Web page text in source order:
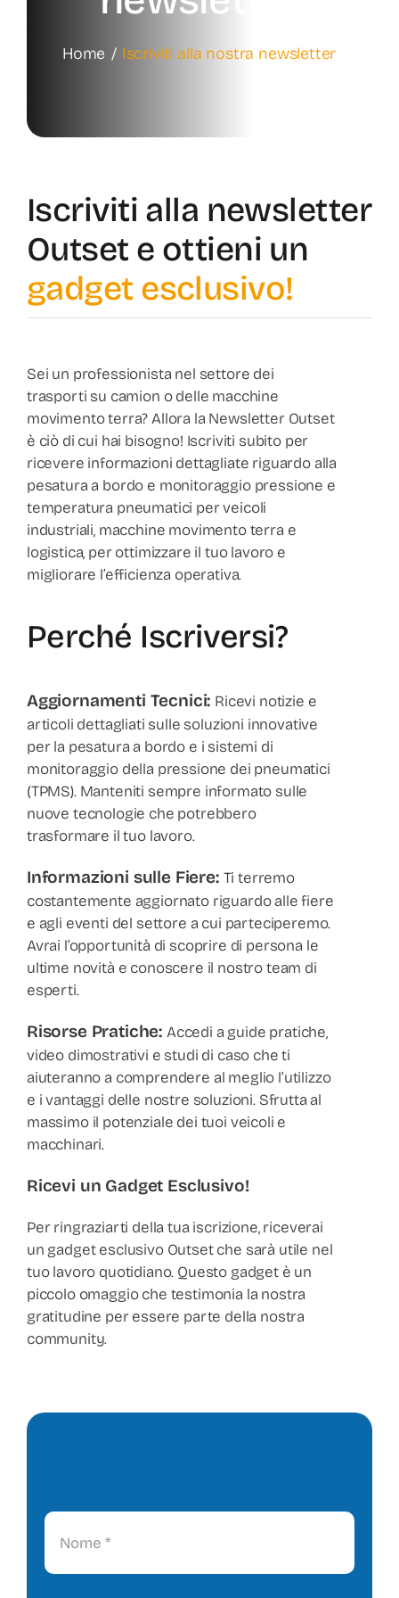
Shop
Home Iscriviti alla nostra newsletter
Iscriviti alla newsletter
Outset e ottieni un
gadget esclusivo!
Sei un professionista nel settore dei
trasporti su camion o delle macchine
movimento terra? Allora la Newsletter Outset
è ciò di cui hai bisogno! Iscriviti subito per
ricevere informazioni dettagliate riguardo alla
pesatura a bordo e monitoraggio pressione e
temperatura pneumatici per veicoli
industriali, macchine movimento terra e
logistica, per ottimizzare il tuo lavoro e
migliorare l’efficienza operativa.
Perché Iscriversi?
Aggiornamenti Tecnici: Ricevi notizie e
articoli dettagliati sulle soluzioni innovative
per la pesatura a bordo e i sistemi di
monitoraggio della pressione dei pneumatici
(TPMS). Manteniti sempre informato sulle
nuove tecnologie che potrebbero
trasformare il tuo lavoro.
Informazioni sulle Fiere: Ti terremo
costantemente aggiornato riguardo alle fiere
e agli eventi del settore a cui parteciperemo.
Avrai l’opportunità di scoprire di persona le
ultime novità e conoscere il nostro team di
esperti.
Risorse Pratiche: Accedi a guide pratiche,
video dimostrativi e studi di caso che ti
aiuteranno a comprendere al meglio l’utilizzo
e i vantaggi delle nostre soluzioni. Sfrutta al
massimo il potenziale dei tuoi veicoli e
macchinari.
Ricevi un Gadget Esclusivo!
Per ringraziarti della tua iscrizione, riceverai
un gadget esclusivo Outset che sarà utile nel
tuo lavoro quotidiano. Questo gadget è un
piccolo omaggio che testimonia la nostra
gratitudine per essere parte della nostra
community.